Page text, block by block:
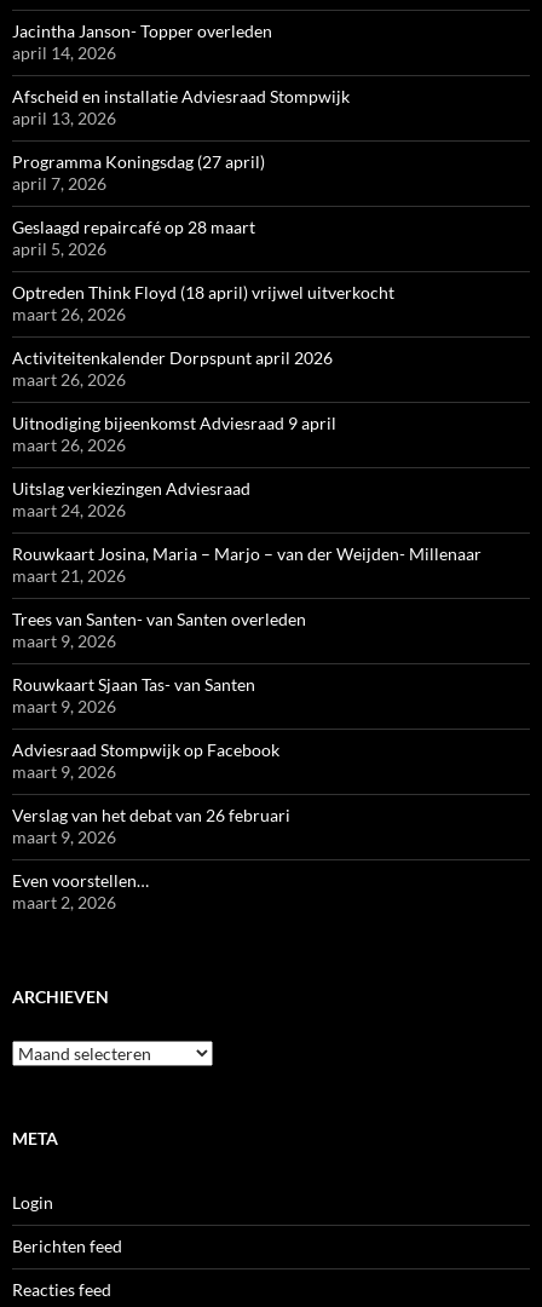
Jacintha Janson- Topper overleden
april 14, 2026
Afscheid en installatie Adviesraad Stompwijk
april 13, 2026
Programma Koningsdag (27 april)
april 7, 2026
Geslaagd repaircafé op 28 maart
april 5, 2026
Optreden Think Floyd (18 april) vrijwel uitverkocht
maart 26, 2026
Activiteitenkalender Dorpspunt april 2026
maart 26, 2026
Uitnodiging bijeenkomst Adviesraad 9 april
maart 26, 2026
Uitslag verkiezingen Adviesraad
maart 24, 2026
Rouwkaart Josina, Maria – Marjo – van der Weijden- Millenaar
maart 21, 2026
Trees van Santen- van Santen overleden
maart 9, 2026
Rouwkaart Sjaan Tas- van Santen
maart 9, 2026
Adviesraad Stompwijk op Facebook
maart 9, 2026
Verslag van het debat van 26 februari
maart 9, 2026
Even voorstellen…
maart 2, 2026
ARCHIEVEN
Archieven
META
Login
Berichten feed
Reacties feed